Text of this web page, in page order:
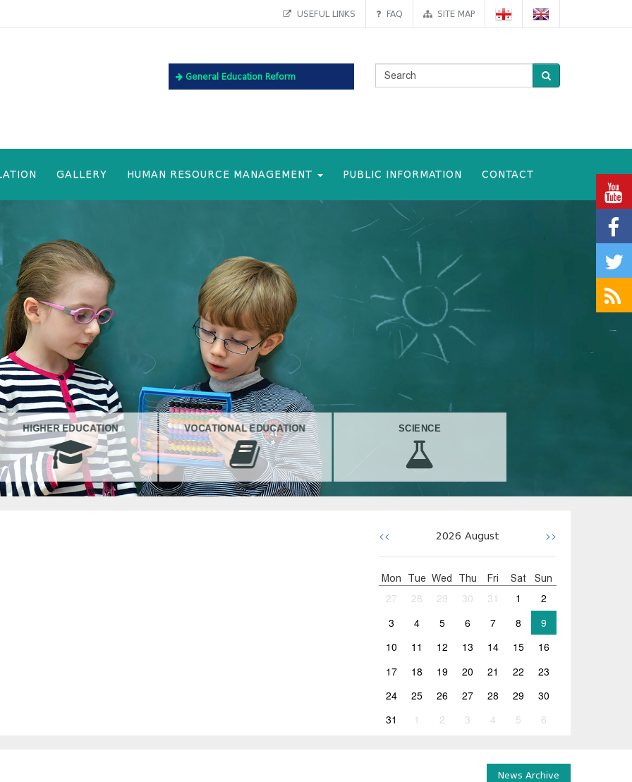
USEFUL LINKS FAQ SITE MAP
General Education Reform
GALLERY HUMAN RESOURCE MANAGEMENT PUBLIC INFORMATION CONTACT
HIGHER EDUCATION VOCATIONAL EDUCATION SCIENCE
<< 2026 August >>
Mon Tue Wed Thu Fri Sat Sun
27 28 29 30 31 1
2
3
4 5 6 7 8
9
10
11 12 13 14 15
16
17
18 19 20 21 22
23
24
25 26 27 28 29
30
31
1 2 3 4 5 6
News Archive